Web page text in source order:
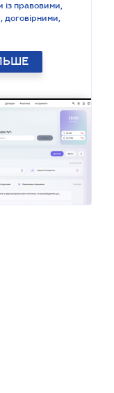
із правовими,
договірними,